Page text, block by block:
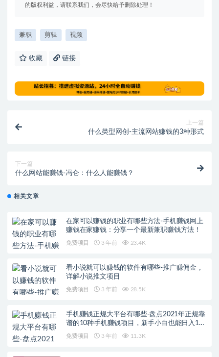
的版权利益，请联系我们，会尽快给予删除处理！
兼职 剪辑 视频
收藏 链接
上一篇
什么类型网创-主流网站赚钱的3种形式
下一篇
什么网站能赚钱-冯仑：什么人能赚钱？
相关文章
在家可以赚钱的职业有哪些方法-手机赚钱网上
赚钱在家赚钱：分享一个最新兼职赚钱方法！
免费项目 3 年前 23.4K
看小说就可以赚钱的软件有哪些-推广赚佣金，
详解小说推文项目
免费项目 3 年前 28.5K
手机赚钱正规大平台有哪些-盘点2021年正规靠
谱的10种手机赚钱项目，新手小白也能日入100
元
免费项目 3 年前 11.3K